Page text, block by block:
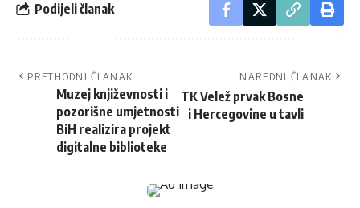
Podijeli članak
PRETHODNI ČLANAK
Muzej književnosti i
pozorišne umjetnosti
BiH realizira projekt
digitalne biblioteke
NAREDNI ČLANAK
TK Velež prvak Bosne
i Hercegovine u tavli